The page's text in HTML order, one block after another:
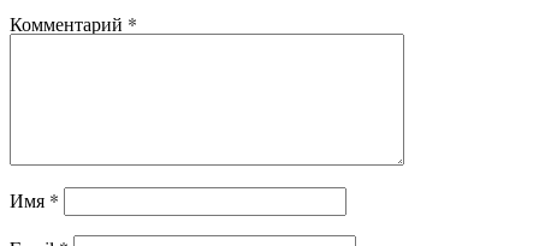
Комментарий *
Имя *